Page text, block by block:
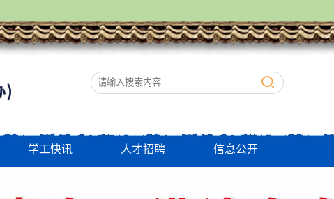
学工快讯 人才招聘 信息公开